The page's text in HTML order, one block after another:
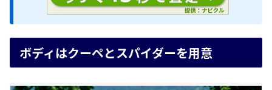
ボディはクーペとスパイダーを用意